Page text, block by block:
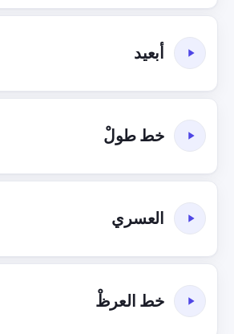
أبعيد
خط طولْ
العسري
خط العرظْ